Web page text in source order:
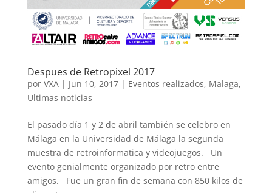
Despues de Retropixel 2017
por VXA| Jun 10, 2017| Eventos realizados, Malaga,
Ultimas noticias
El pasado día 1 y 2 de abril también se celebro en
Málaga en la Universidad de Málaga la segunda
muestra de retroinformatica y videojuegos. Un
evento genialmente organizado por retro entre
amigos. Fue un gran fin de semana con 850 kilos de